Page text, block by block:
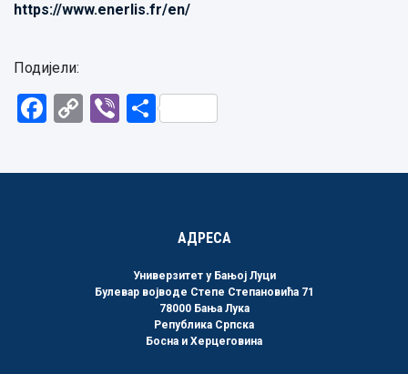
https://www.enerlis.fr/en/
Подијели:
Facebook
CopyViberShare
АДРЕСА
Универзитет у Бањој Луци
Булевар војводе Степе Степановића 71
78000 Бања Лука
Република Српска
Босна и Херцеговина